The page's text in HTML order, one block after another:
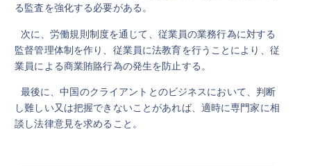
る監査を強化する必要がある。
次に、労働規則制度を通じて、従業員の業務行為に対する
監督管理体制を作り、従業員に法教育を行うことにより、従
業員による商業賄賂行為の発生を防止する。
最後に、中国のクライアントとのビジネスにおいて、判断
し難しい又は把握できないことがあれば、適時に専門家に相
談し法律意見を求めること。